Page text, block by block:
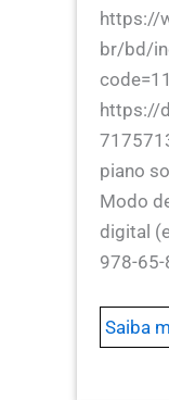
https://
br/bd/
https://
piano
Modo
digital
978-
Saiba